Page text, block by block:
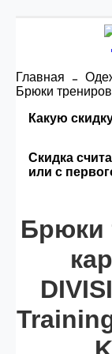
Главная
Брюки
Какую
Опт 5(25%) -
Скидка
или с
Брюки